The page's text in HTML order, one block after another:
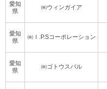
愛知
県
㈱ウィンガイア
愛知
県
㈱Ｉ.P.Sコーポレーション
愛知
県
㈱ゴトウスバル